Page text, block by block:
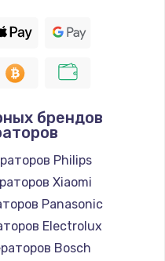
модуля
брендов
Philips
Xiaomi
Panasonic
Electrolux
Bosch